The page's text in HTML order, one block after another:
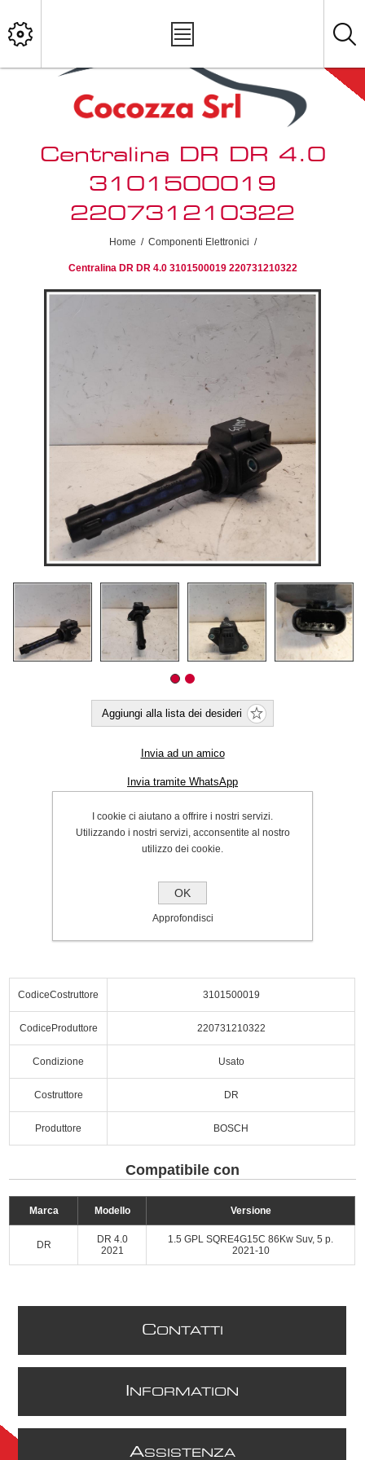
Centralina DR DR 4.0
3101500019
220731210322
Home / Componenti Elettronici /
Centralina DR DR 4.0 3101500019 220731210322
Aggiungi alla lista dei desideri
Invia ad un amico
Invia tramite WhatsApp
SPEDIZIONE INCLUSA
Acquista
CodiceCostruttore 3101500019
CodiceProduttore 220731210322
Condizione Usato
Costruttore DR
Produttore BOSCH
Compatibile con
Marca Modello Versione
DR
DR 4.0
2021
1.5 GPL SQRE4G15C 86Kw Suv, 5 p.
2021-10
CONTATTI
NFORMATION
ASSISTENZA
I cookie ci aiutano a offrire i nostri servizi.
Utilizzando i nostri servizi, acconsentite al nostro
utilizzo dei cookie.
OK
Approfondisci